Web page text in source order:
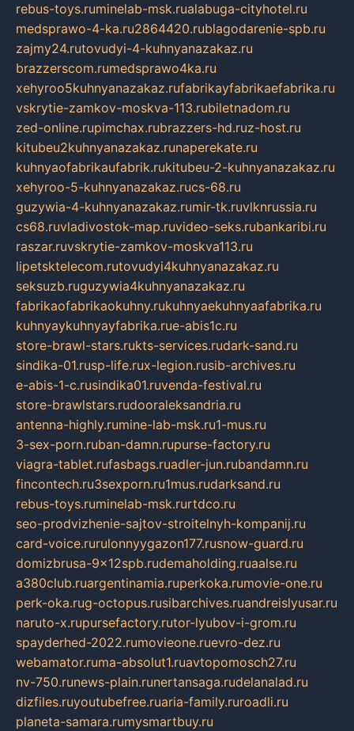
rebus-toys.ruminelab-msk.rualabuga-cityhotel.ru
medsprawo-4-ka.ru2864420.rublagodarenie-spb.ru
zajmy24.rutovudyi-4-kuhnyanazakaz.ru
brazzerscom.rumedsprawo4ka.ru
xehyroo5kuhnyanazakaz.rufabrikayfabrikaefabrika.ru
vskrytie-zamkov-moskva-113.rubiletnadom.ru
zed-online.rupimchax.rubrazzers-hd.ruz-host.ru
kitubeu2kuhnyanazakaz.runaperekate.ru
kuhnyaofabrikaufabrik.rukitubeu-2-kuhnyanazakaz.ru
xehyroo-5-kuhnyanazakaz.rucs-68.ru
guzywia-4-kuhnyanazakaz.rumir-tk.ruvlknrussia.ru
cs68.ruvladivostok-map.ruvideo-seks.rubankaribi.ru
raszar.ruvskrytie-zamkov-moskva113.ru
lipetsktelecom.rutovudyi4kuhnyanazakaz.ru
seksuzb.ruguzywia4kuhnyanazakaz.ru
fabrikaofabrikaokuhny.rukuhnyaekuhnyaafabrika.ru
kuhnyaykuhnyayfabrika.rue-abis1c.ru
store-brawl-stars.rukts-services.rudark-sand.ru
sindika-01.rusp-life.rux-legion.rusib-archives.ru
e-abis-1-c.rusindika01.ruvenda-festival.ru
store-brawlstars.rudooraleksandria.ru
antenna-highly.rumine-lab-msk.ru1-mus.ru
3-sex-porn.ruban-damn.rupurse-factory.ru
viagra-tablet.rufasbags.ruadler-jun.rubandamn.ru
fincontech.ru3sexporn.ru1mus.rudarksand.ru
rebus-toys.ruminelab-msk.rurtdco.ru
seo-prodvizhenie-sajtov-stroitelnyh-kompanij.ru
card-voice.rurulonnyygazon177.rusnow-guard.ru
domizbrusa-9x12spb.rudemaholding.ruaalse.ru
a380club.ruargentinamia.ruperkoka.rumovie-one.ru
perk-oka.rug-octopus.rusibarchives.ruandreislyusar.ru
naruto-x.rupursefactory.rutor-lyubov-i-grom.ru
spayderhed-2022.rumovieone.ruevro-dez.ru
webamator.ruma-absolut1.ruavtopomosch27.ru
nv-750.runews-plain.runertansaga.rudelanalad.ru
dizfiles.ruyoutubefree.ruaria-family.ruroadli.ru
planeta-samara.rumysmartbuy.ru